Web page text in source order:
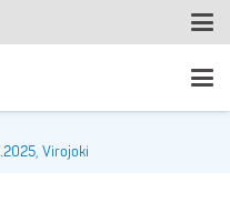
Virojoki